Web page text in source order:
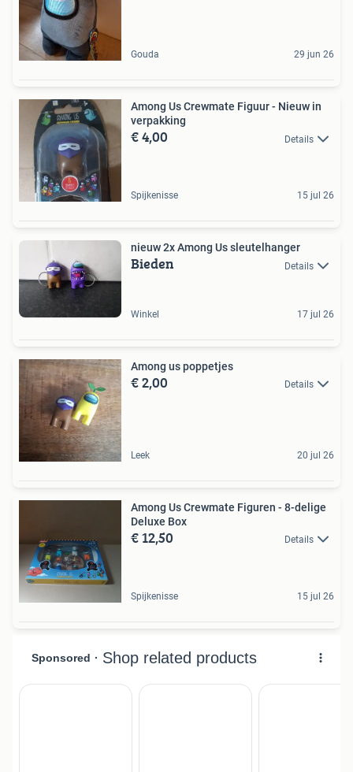
Gouda 29 jun 26
Among Us Crewmate Figuur - Nieuw in
verpakking
€ 4,00 Details
Spijkenisse 15 jul 26
nieuw 2x Among Us sleutelhanger
Bieden Details
Winkel 17 jul 26
Among us poppetjes
€ 2,00 Details
Leek 20 jul 26
Among Us Crewmate Figuren - 8-delige
Deluxe Box
€ 12,50 Details
Spijkenisse 15 jul 26